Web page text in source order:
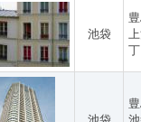
池袋